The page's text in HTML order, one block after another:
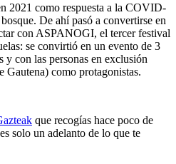
2021 como respuesta a la COVID-
De ahí pasó a convertirse en
con ASPANOGI, el tercer festival
se convirtió en un evento de 3
y con las personas en exclusión
Gautena) como protagonistas.
que recogías hace poco de
solo un adelanto de lo que te